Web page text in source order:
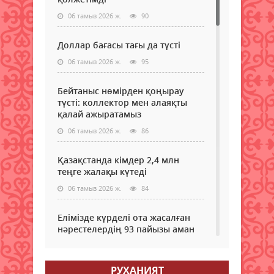
үшін
беру
заң
деп
06 тамыз 2026 ж. 90
Доллар бағасы тағы да түсті
06 тамыз 2026 ж. 95
Бейтаныс нөмірден қоңырау
түсті: коллектор мен алаяқты
қалай ажыратамыз
06 тамыз 2026 ж. 86
Қазақстанда кімдер 2,4 млн
теңге жалақы күтеді
06 тамыз 2026 ж. 84
Елімізде күрделі ота жасалған
нәрестелердің 93 пайызы аман
РУХАНИЯТ